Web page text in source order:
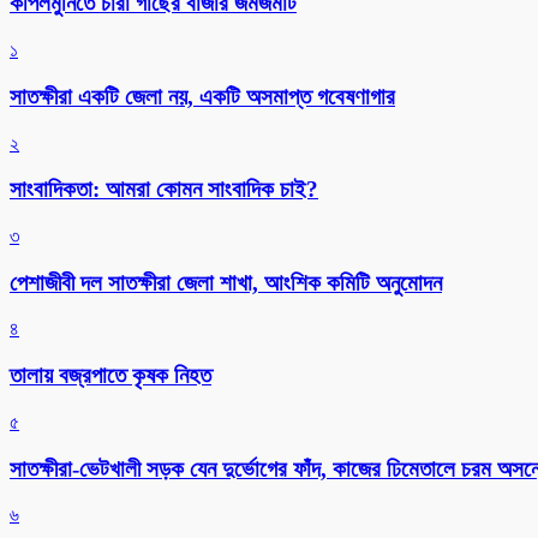
১
সাতক্ষীরা একটি জেলা নয়, একটি অসমাপ্ত গবেষণাগার
২
সাংবাদিকতা: আমরা কোমন সাংবাদিক চাই?
৩
পেশাজীবী দল সাতক্ষীরা জেলা শাখা, আংশিক কমিটি অনুমোদন
৪
তালায় বজ্রপাতে কৃষক নিহত
৫
সাতক্ষীরা-ভেটখালী সড়ক যেন দুর্ভোগের ফাঁদ, কাজের ঢিমেতালে চরম
৬